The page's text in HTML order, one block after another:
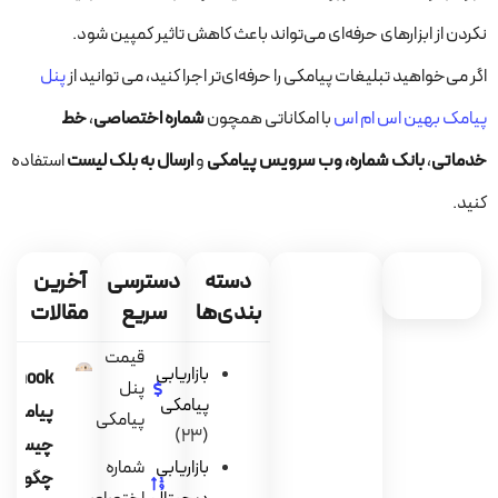
نکردن از ابزارهای حرفه‌ای می‌تواند باعث کاهش تاثیر کمپین شود.
اگر می‌خواهید تبلیغات پیامکی را حرفه‌ای‌تر اجرا کنید، می توانید ازپنل
پیامک بهین اس ام اسبا امکاناتی همچونشماره اختصاصی،خط
خدماتی،بانک شماره،وب سرویس پیامکیوارسال به بلک لیستاستفاده
کنید.
دسته
بندی‌ها
بازاریابی
پیامکی
(23)
بازاریابی
دسترسی
سریع
قیمت
پنل
پیامکی
شماره
آخرین
مقالات
پیامک
چیست
چگونه